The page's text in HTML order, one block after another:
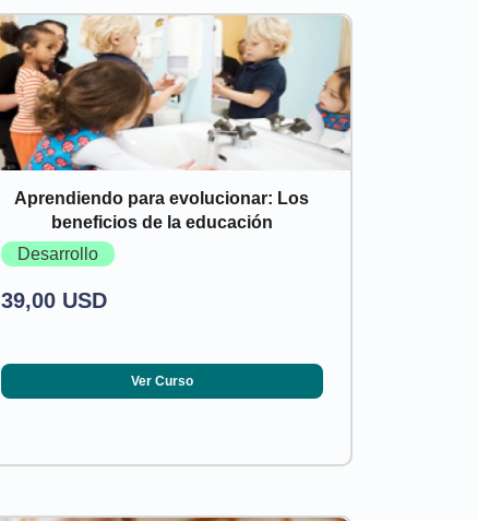
Aprendiendo para evolucionar: Los
beneficios de la educación
Desarrollo
39,00 USD
Ver Curso